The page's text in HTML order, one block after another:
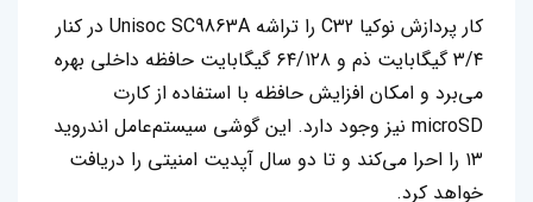
کار پردازش نوکیا C32 را تراشه Unisoc SC9863A در کنار
۳/۴ گیگابایت ذم و ۶۴/۱۲۸ گیگابایت حافظه داخلی بهره
می‌برد و امکان افزایش حافظه با استفاده از کارت
microSD نیز وجود دارد. این گوشی سیستم‌عامل اندروید
۱۳ را احرا می‌کند و تا دو سال آپدیت امنیتی را دریافت
خواهد کرد.